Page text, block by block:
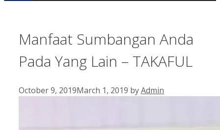
Manfaat Sumbangan Anda
Pada Yang Lain – TAKAFUL
October 9, 2019March 1, 2019 byAdmin